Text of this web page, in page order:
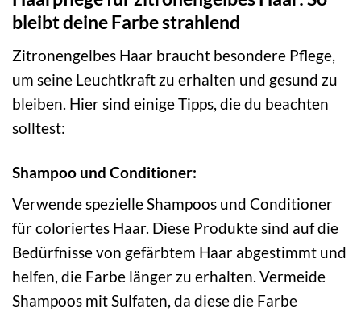
bleibt deine Farbe strahlend
Zitronengelbes Haar braucht besondere Pflege,
um seine Leuchtkraft zu erhalten und gesund zu
bleiben. Hier sind einige Tipps, die du beachten
solltest:
Shampoo und Conditioner:
Verwende spezielle Shampoos und Conditioner
für coloriertes Haar. Diese Produkte sind auf die
Bedürfnisse von gefärbtem Haar abgestimmt und
helfen, die Farbe länger zu erhalten. Vermeide
Shampoos mit Sulfaten, da diese die Farbe